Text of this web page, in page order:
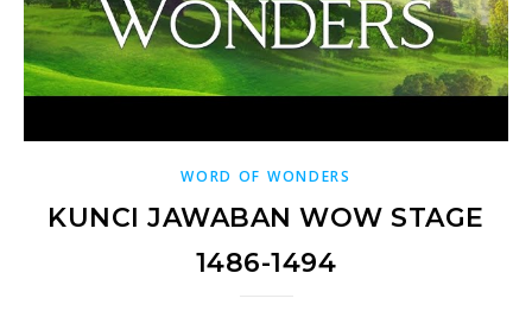
WORD OF WONDERS
KUNCI JAWABAN WOW STAGE
1486-1494